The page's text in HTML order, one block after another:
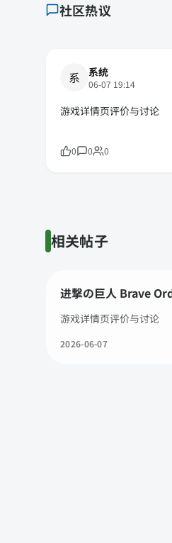
社区热议
系 系统
06-07 19:14
游戏详情页评价与讨论
0 0 0
相关帖子
进撃の巨人 Brave
游戏详情页评价与讨论
2026-06-07